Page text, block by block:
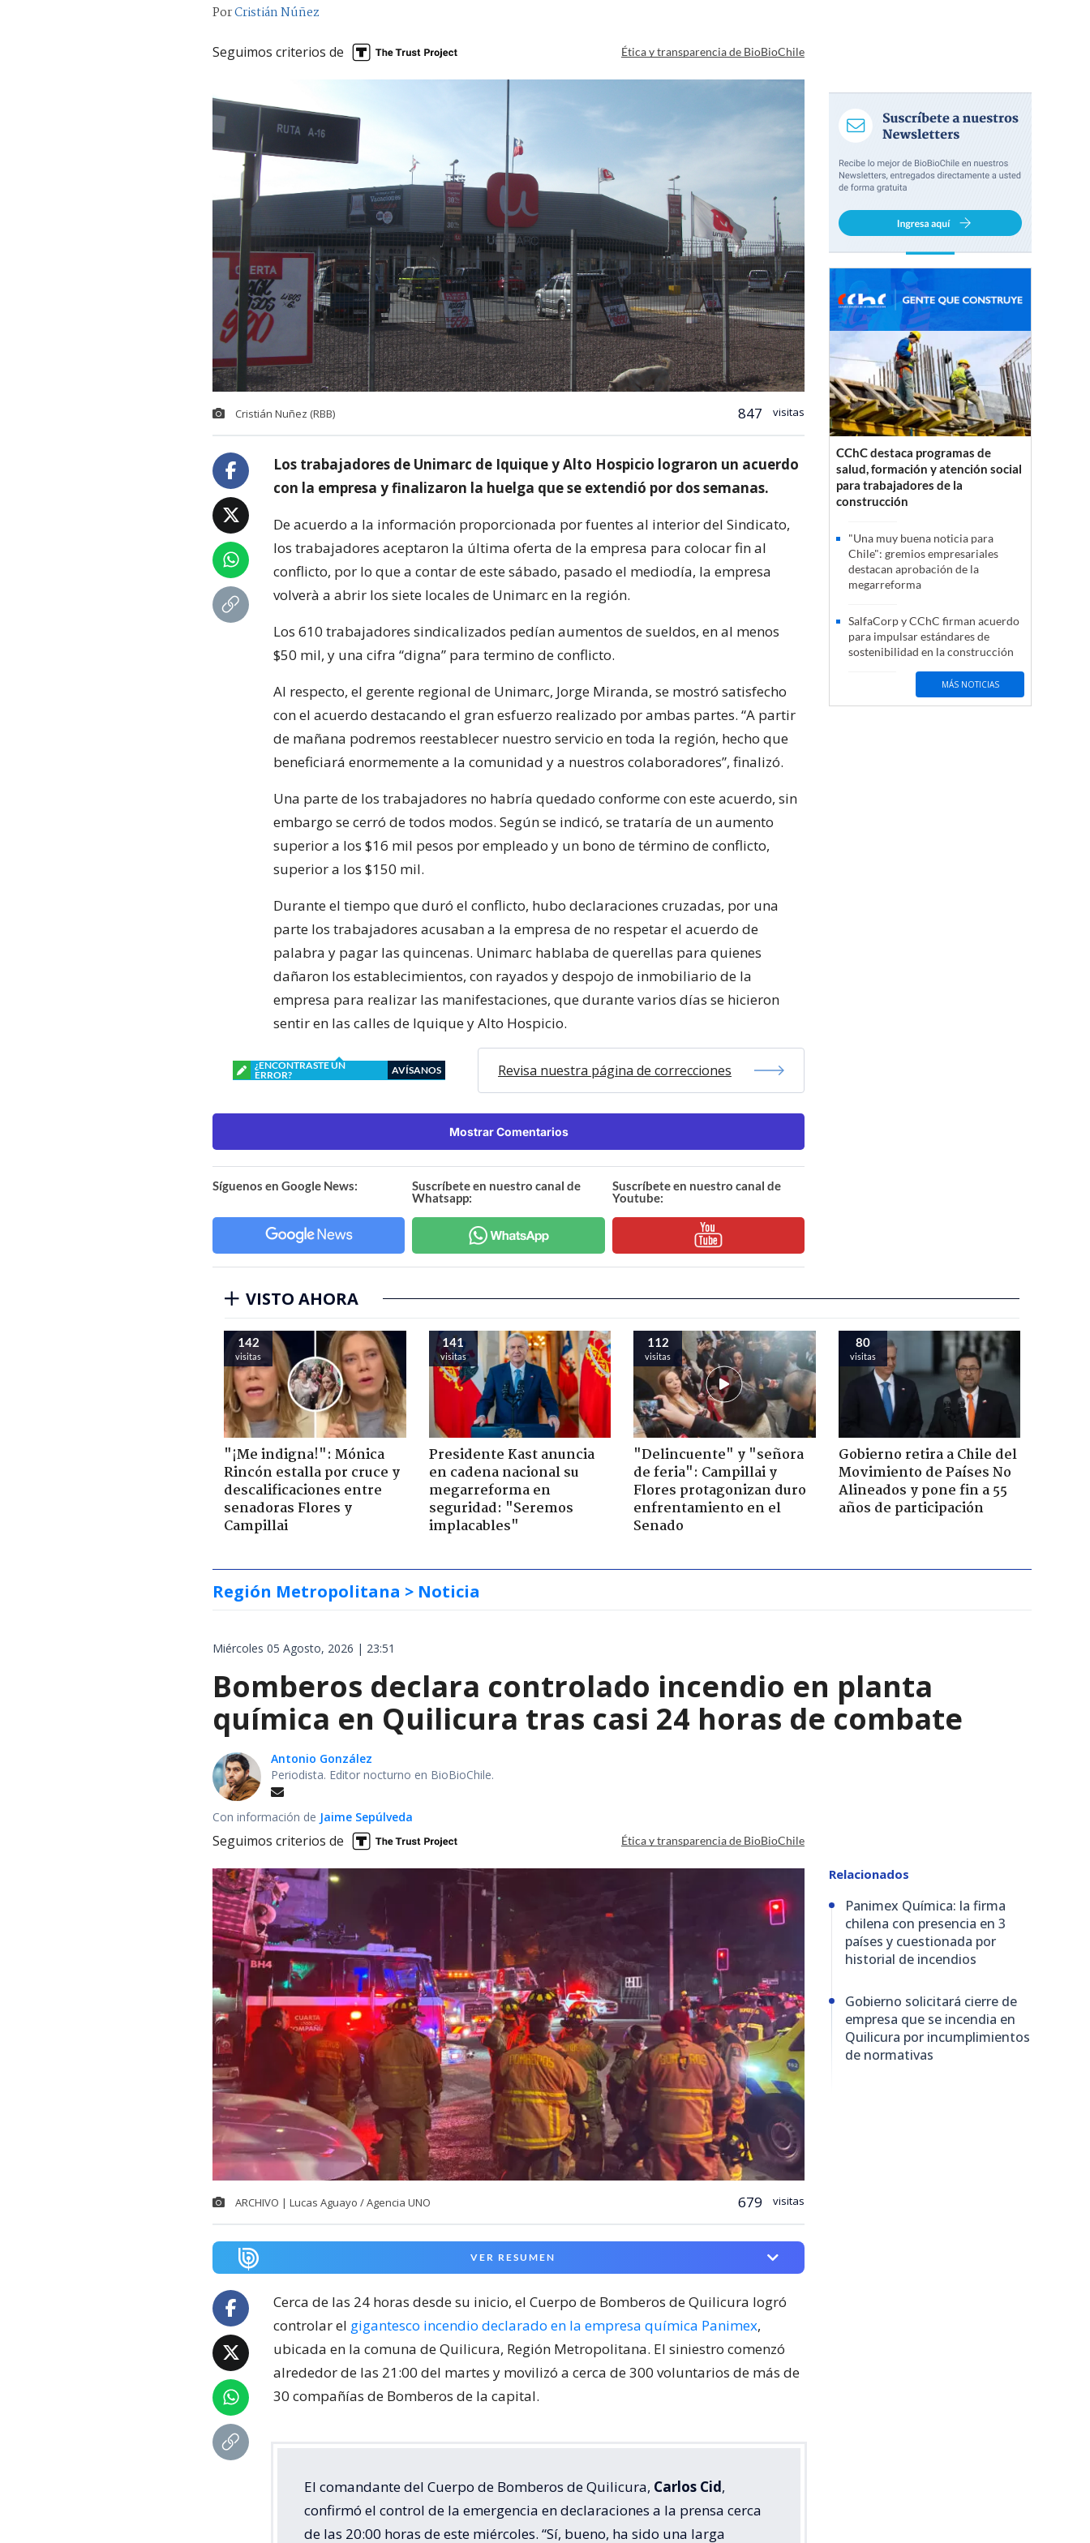
PorCristián Núñez
Seguimos criterios de Ética y transparencia de BioBioChile
Cristián Nuñez (RBB) 847 visitas
Los trabajadores de Unimarc de Iquique y Alto Hospicio lograron un acuerdo
con la empresa y finalizaron la huelga que se extendió por dos semanas.
De acuerdo a la información proporcionada por fuentes al interior del Sindicato,
los trabajadores aceptaron la última oferta de la empresa para colocar fin al
conflicto, por lo que a contar de este sábado, pasado el mediodía, la empresa
volverà a abrir los siete locales de Unimarc en la región.
Los 610 trabajadores sindicalizados pedían aumentos de sueldos, en al menos
$50 mil, y una cifra “digna” para termino de conflicto.
Al respecto, el gerente regional de Unimarc, Jorge Miranda, se mostró satisfecho
con el acuerdo destacando el gran esfuerzo realizado por ambas partes. “A partir
de mañana podremos reestablecer nuestro servicio en toda la región, hecho que
beneficiará enormemente a la comunidad y a nuestros colaboradores”, finalizó.
Una parte de los trabajadores no habría quedado conforme con este acuerdo, sin
embargo se cerró de todos modos. Según se indicó, se trataría de un aumento
superior a los $16 mil pesos por empleado y un bono de término de conflicto,
superior a los $150 mil.
Durante el tiempo que duró el conflicto, hubo declaraciones cruzadas, por una
parte los trabajadores acusaban a la empresa de no respetar el acuerdo de
palabra y pagar las quincenas. Unimarc hablaba de querellas para quienes
dañaron los establecimientos, con rayados y despojo de inmobiliario de la
empresa para realizar las manifestaciones, que durante varios días se hicieron
sentir en las calles de Iquique y Alto Hospicio.
¿ENCONTRASTE UN
ERROR?
AVÍSANOS Revisa nuestra página de correcciones
Mostrar Comentarios
Síguenos en Google News:
Suscríbete en nuestro canal de
Whatsapp:
Suscríbete en nuestro canal de
Youtube:
CChC destaca programas de
salud, formación y atención social
para trabajadores de la
construcción
"Una muy buena noticia para
Chile": gremios empresariales
destacan aprobación de la
megarreforma
SalfaCorp y CChC firman acuerdo
para impulsar estándares de
sostenibilidad en la construcción
MÁS NOTICIAS
VISTO AHORA
142
visitas
"¡Me indigna!": Mónica
Rincón estalla por cruce y
descalificaciones entre
senadoras Flores y
Campillai
141
visitas
Presidente Kast anuncia
en cadena nacional su
megarreforma en
seguridad: "Seremos
implacables"
112
visitas
"Delincuente" y "señora
de feria": Campillai y
Flores protagonizan duro
enfrentamiento en el
Senado
80
visitas
Gobierno retira a Chile del
Movimiento de Países No
Alineados y pone fin a 55
años de participación
Región Metropolitana > Noticia
Miércoles 05 Agosto, 2026 | 23:51
Bomberos declara controlado incendio en planta
química en Quilicura tras casi 24 horas de combate
Antonio González
Periodista. Editor nocturno en BioBioChile.
Con información de Jaime Sepúlveda
Seguimos criterios de Ética y transparencia de BioBioChile
ARCHIVO | Lucas Aguayo / Agencia UNO 679 visitas
VER RESUMEN
Cerca de las 24 horas desde su inicio, el Cuerpo de Bomberos de Quilicura logró
controlar el gigantesco incendio declarado en la empresa química Panimex,
ubicada en la comuna de Quilicura, Región Metropolitana. El siniestro comenzó
alrededor de las 21:00 del martes y movilizó a cerca de 300 voluntarios de más de
30 compañías de Bomberos de la capital.
El comandante del Cuerpo de Bomberos de Quilicura, Carlos Cid,
confirmó el control de la emergencia en declaraciones a la prensa cerca
de las 20:00 horas de este miércoles. “Sí, bueno, ha sido una larga
Relacionados
Panimex Química: la firma
chilena con presencia en 3
países y cuestionada por
historial de incendios
Gobierno solicitará cierre de
empresa que se incendia en
Quilicura por incumplimientos
de normativas